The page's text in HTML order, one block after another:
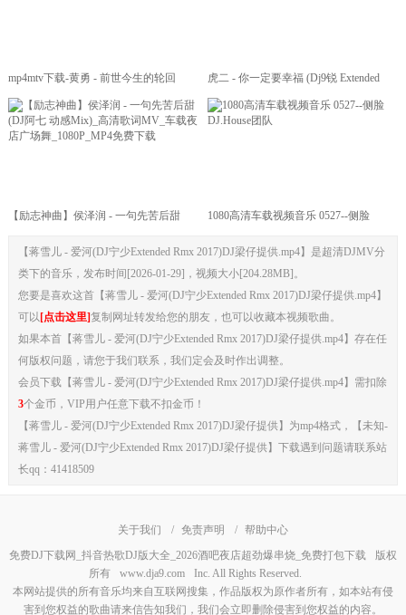
mp4mtv下载-黄勇 - 前世今生的轮回
(DjQQ Dance Rmx 2012 弹)
虎二 - 你一定要幸福 (Dj9锐 Extended
Mix国语男)dj舞曲mv车载视频下载
【励志神曲】侯泽润 - 一句先苦后甜
店广场舞_1080P_MP4免费下载
1080高清车载视频音乐 0527--侧脸
【蒋雪儿 - 爱河(DJ宁少Extended Rmx 2017)DJ梁仔提供.mp4】是超清DJMV分
类下的音乐，发布时间[2026-01-29]，视频大小[204.28MB]。
您要是喜欢这首【蒋雪儿 - 爱河(DJ宁少Extended Rmx 2017)DJ梁仔提供.mp4】
可以 [点击这里]复制网址转发给您的朋友，也可以收藏本视频歌曲。
如果本首【蒋雪儿 - 爱河(DJ宁少Extended Rmx 2017)DJ梁仔提供.mp4】存在任
何版权问题，请您于我们联系，我们定会及时作出调整。
会员下载【蒋雪儿 - 爱河(DJ宁少Extended Rmx 2017)DJ梁仔提供.mp4】需扣除
3个金币，VIP用户任意下载不扣金币！
【蒋雪儿 - 爱河(DJ宁少Extended Rmx 2017)DJ梁仔提供】为mp4格式，【未知-
蒋雪儿 - 爱河(DJ宁少Extended Rmx 2017)DJ梁仔提供】下载遇到问题请联系站
长qq：41418509
关于我们 / 免责声明 / 帮助中心
免费DJ下载网_抖音热歌DJ版大全_2026酒吧夜店超劲爆串烧_免费打包下载
版权
所有
www.dja9.com
Inc. All Rights Reserved.
本网站提供的所有音乐均来自互联网搜集，作品版权为原作者所有，如本站有侵
害到您权益的歌曲请来信告知我们，我们会立即删除侵害到您权益的内容。